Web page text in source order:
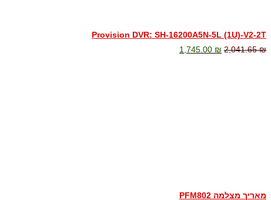
Provision DVR: SH-16200A5N-5L (1U)-V2-2T
2,041.65₪
1,745.00 ₪
מאריך מצלמה PFM802